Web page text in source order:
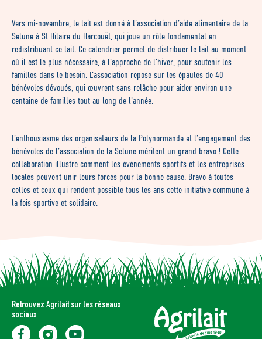
Vers mi-novembre, le lait est donné à l’association d’aide alimentaire de la
Selune à St Hilaire du Harcouët, qui joue un rôle fondamental en
redistribuant ce lait. Ce calendrier permet de distribuer le lait au moment
où il est le plus nécessaire, à l’approche de l’hiver, pour soutenir les
familles dans le besoin. L’association repose sur les épaules de 40
bénévoles dévoués, qui œuvrent sans relâche pour aider environ une
centaine de familles tout au long de l’année.
L’enthousiasme des organisateurs de la Polynormande et l’engagement des
bénévoles de l’association de la Selune méritent un grand bravo ! Cette
collaboration illustre comment les événements sportifs et les entreprises
locales peuvent unir leurs forces pour la bonne cause. Bravo à toutes
celles et ceux qui rendent possible tous les ans cette initiative commune à
la fois sportive et solidaire.
Retrouvez Agrilait sur les réseaux
sociaux